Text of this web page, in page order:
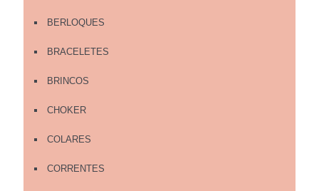
BERLOQUES
BRACELETES
BRINCOS
CHOKER
COLARES
CORRENTES